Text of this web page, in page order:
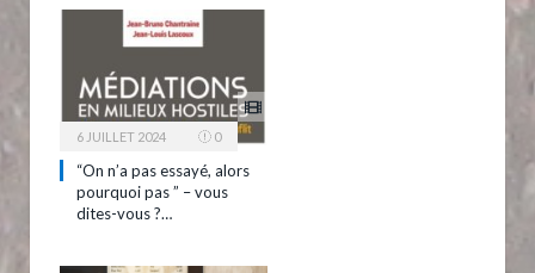
6 JUILLET 2024 0
“On n’a pas essayé, alors
pourquoi pas ” – vous
dites-vous ?…